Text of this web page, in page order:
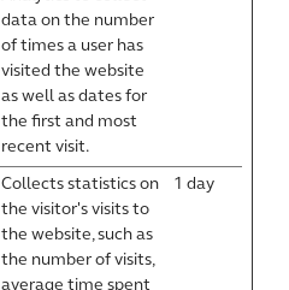
data on the number
of times a user has
visited the website
as well as dates for
the first and most
recent visit.
Collects statistics on
the visitor's visits to
the website, such as
the number of visits,
average time spent
1 day